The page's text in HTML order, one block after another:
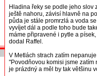
Hladina řeky se podle jeho slov
ještě nahoru, závisí hlavně na
půda je stále promrzlá a voda
vyvíjet dál a podle toho bude
máme připravené i pytle a
dodal Raffel.
V Metlách strach zatím
"Povodňovou komisi jsme
je prázdný a měl by tak většinu